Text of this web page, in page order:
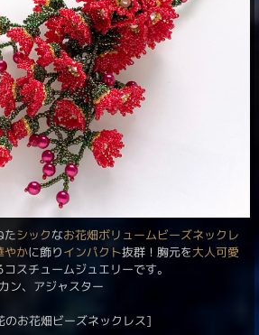
たシックなお花畑ボリュームビーズネックレ
やかに飾りインパクト抜群！胸元を大人可愛
スチュームジュエリーです。
ン、アジャスター
お花畑ビーズネックレス]